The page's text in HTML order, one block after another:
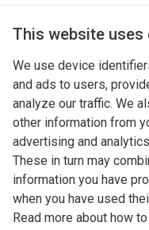
This website uses
We use device
and ads to users,
analyze our traffic. We
other information from
advertising and
These in turn may
information you have
when you have used
Read more about how